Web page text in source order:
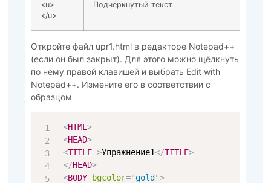
<u>
</u>
Подчёркнутый текст
Откройте файл upr1.html в редакторе Notepad++
(если он был закрыт). Для этого можно щёлкнуть
по нему правой клавишей и выбрать Edit with
Notepad++. Измените его в соответствии с
образцом
<HTML>
<HEAD>
<TITLE >Упражнение1</TITLE>
</HEAD>
<BODY bgcolor="gold ">